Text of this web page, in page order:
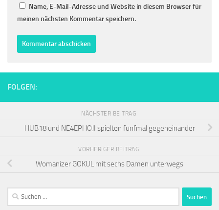
Name, E-Mail-Adresse und Website in diesem Browser für
meinen nächsten Kommentar speichern.
FOLGEN:
NÄCHSTER BEITRAG
HUB18 und NE4EPHOJI spielten fünfmal gegeneinander
VORHERIGER BEITRAG
Womanizer GOKUL mit sechs Damen unterwegs
Suchen
nach: